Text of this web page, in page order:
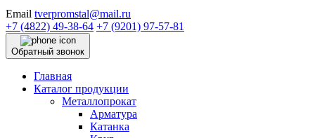
Email tverpromstal@mail.ru
+7 (4822) 49-38-64 +7 (9201) 97-57-81
Обратный звонок
Главная
Каталог продукции
Металлопрокат
Арматура
Катанка